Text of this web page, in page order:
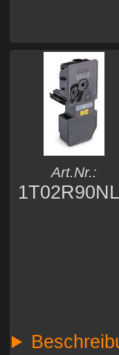
Art.Nr.: